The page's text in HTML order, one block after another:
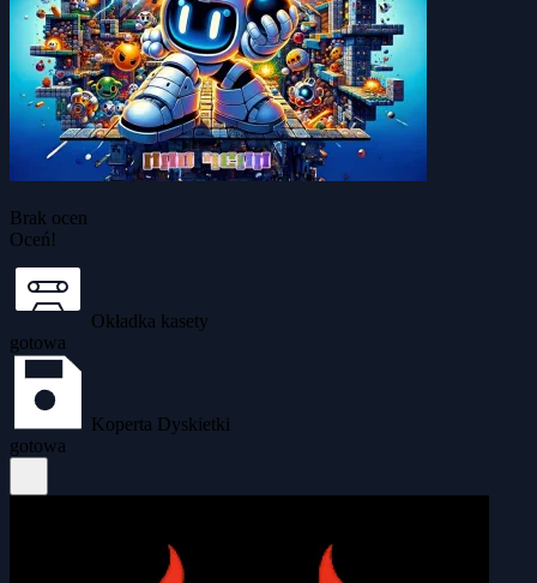
Brak ocen
Oceń!
Okładka kasety
gotowa
Koperta Dyskietki
gotowa